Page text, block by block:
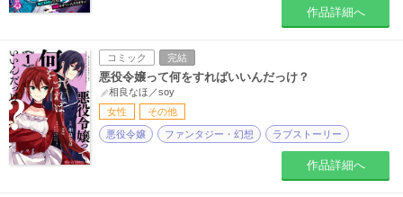
作品詳細へ
コミック 完結
悪役令嬢って何をすればいいんだっけ？
相良なほ／soy
女性
その他
悪役令嬢 ファンタジー・幻想 ラブストーリー
作品詳細へ